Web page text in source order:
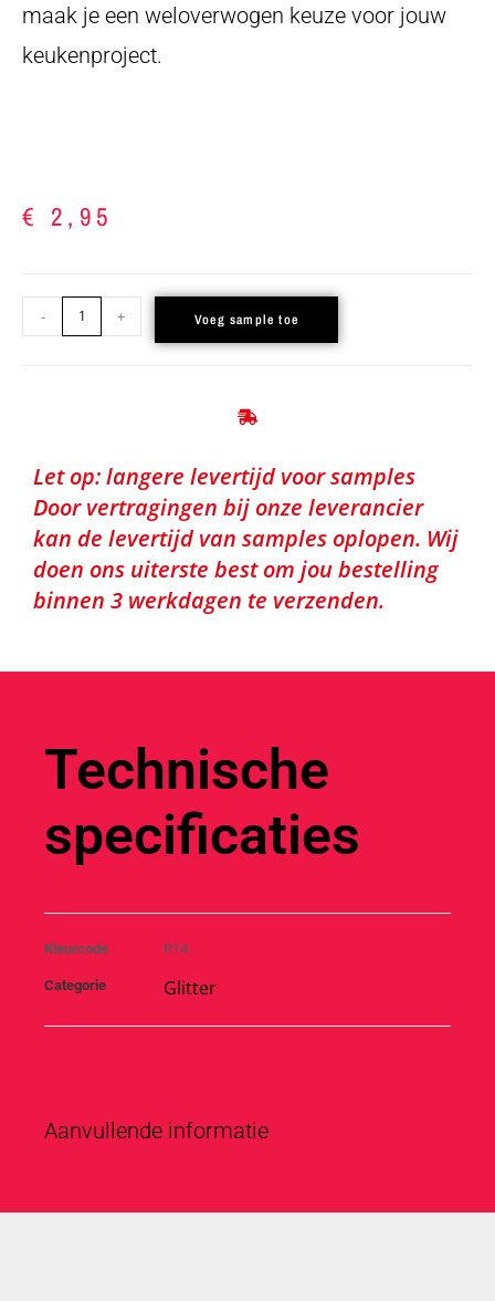
maak je een weloverwogen keuze voor jouw
keukenproject.
€ 2,95
- + Voeg sample toe
Let op: langere levertijd voor samples
Door vertragingen bij onze leverancier
kan de levertijd van samples oplopen. Wij
doen ons uiterste best om jou bestelling
binnen 3 werkdagen te verzenden.
Technische
specificaties
Kleurcode R14
Categorie Glitter
Aanvullende informatie